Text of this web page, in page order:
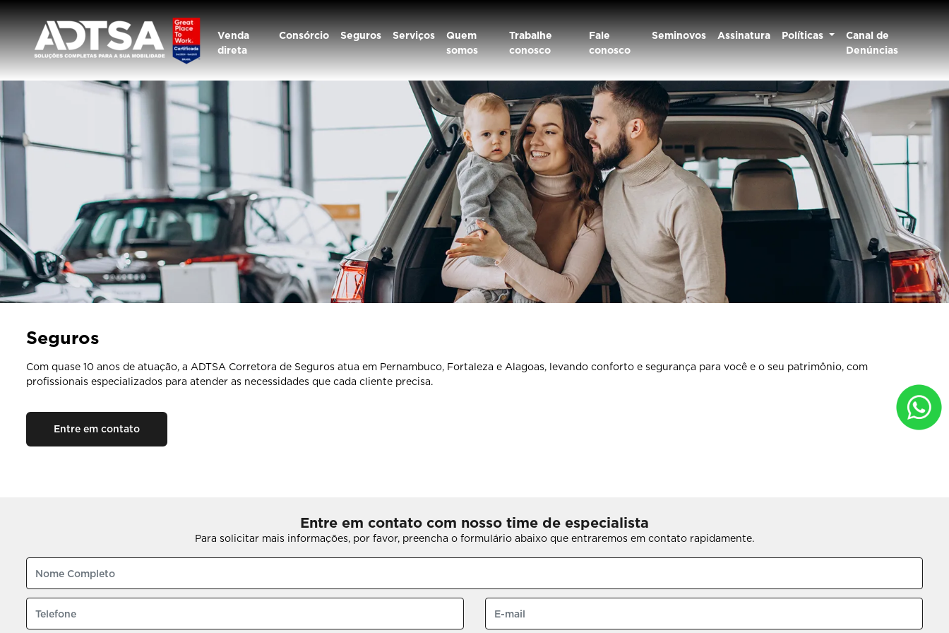
Venda
direta
Consórcio Seguros Serviços
Quem
somos
Trabalhe
conosco
Fale
conosco
Seminovos Assinatura Políticas
Canal de
Denúncias
Seguros
Com quase 10 anos de atuação, a ADTSA Corretora de Seguros atua em Pernambuco, Fortaleza e Alagoas, levando conforto e segurança para você e o seu patrimônio, com
profissionais especializados para atender as necessidades que cada cliente precisa.
Entre em contato
Entre em contato com nosso time de especialista
Para solicitar mais informações, por favor, preencha o formulário abaixo que entraremos em contato rapidamente.